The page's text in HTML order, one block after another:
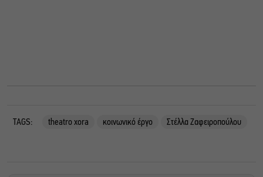
TAGS: theatro xora κοινωνικό έργο Στέλλα Ζαφειροπούλου